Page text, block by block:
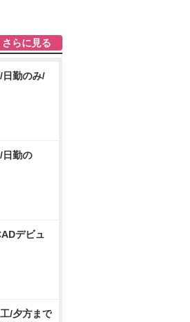
さらに見る
日勤のみ/
日勤の
デビュ
/夕方まで